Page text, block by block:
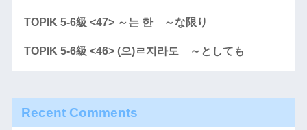
TOPIK 5-6級 <47> ～는 한 ～な限り
TOPIK 5-6級 <46> (으)ㄹ지라도 ～としても
Recent Comments